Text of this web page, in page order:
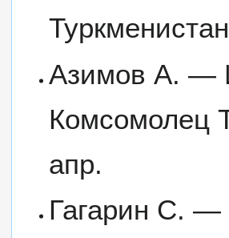
Азимов А. —
Комсомолец
апр.
Гагарин С. —